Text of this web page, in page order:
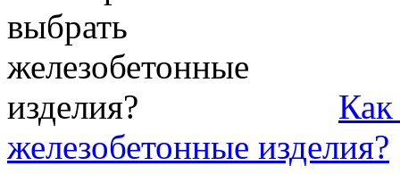
Как
железобетонные изделия?